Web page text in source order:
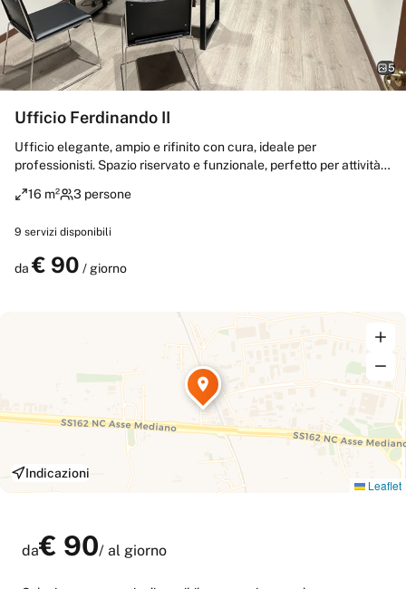
5
Ufficio Ferdinando II
Ufficio elegante, ampio e rifinito con cura, ideale per
professionisti. Spazio riservato e funzionale, perfetto per attività
Ambiente rappresentativo, confortevole e adatto a incontri privati
16 m² 3 persone
9 servizi disponibili
da € 90 / giorno
Leaflet
Indicazioni
da€ 90/ al giorno